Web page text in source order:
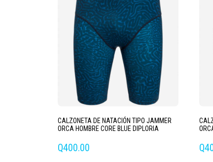
CALZONETA DE NATACIÓN TIPO JAMMER
ORCA HOMBRE CORE BLUE DIPLORIA
Q400.00 Q